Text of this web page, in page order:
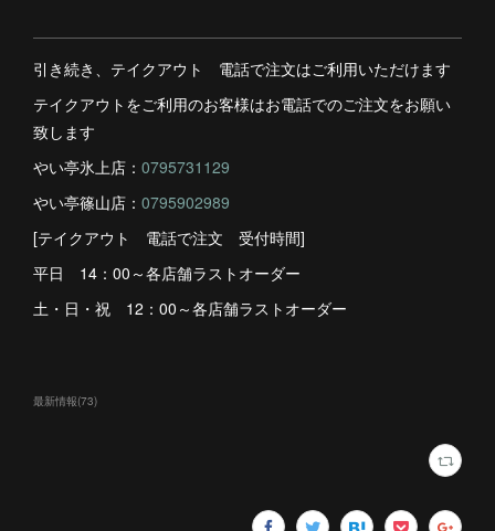
引き続き、テイクアウト 電話で注文はご利用いただけます
テイクアウトをご利用のお客様はお電話でのご注文をお願い
致します
やい亭氷上店： 0795731129
やい亭篠山店： 0795902989
[テイクアウト 電話で注文 受付時間]
平日 14：00～各店舗ラストオーダー
土・日・祝 12：00～各店舗ラストオーダー
最新情報(73)